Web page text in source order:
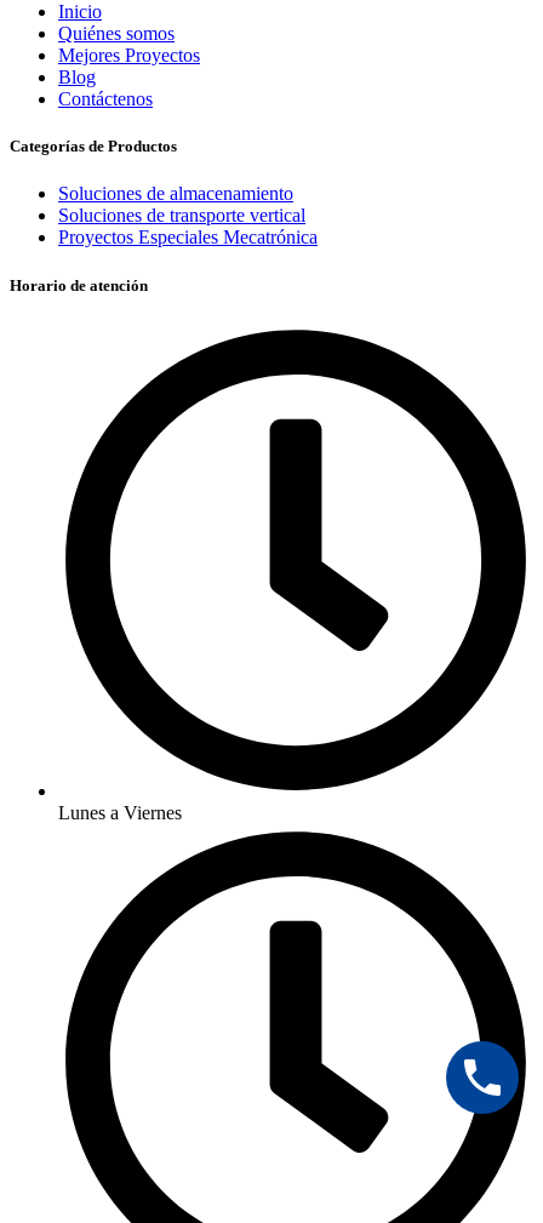
Inicio
Quiénes somos
Mejores Proyectos
Blog
Contáctenos
Categorías de Productos
Soluciones de almacenamiento
Soluciones de transporte vertical
Proyectos Especiales Mecatrónica
Horario de atención
Lunes a Viernes